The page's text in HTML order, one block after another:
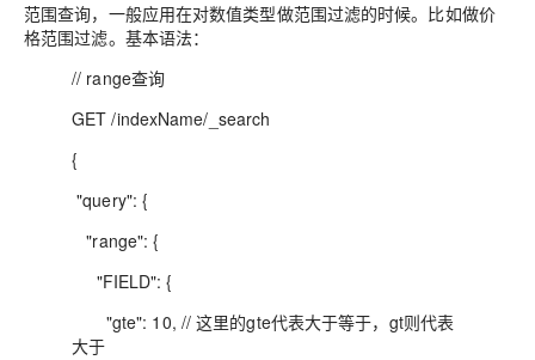
范围查询，一般应用在对数值类型做范围过滤的时候。比如做价
格范围过滤。基本语法：
// range查询
GET /indexName/_search
{
"query": {
"range": {
"FIELD": {
"gte": 10, // 这里的gte代表大于等于，gt则代表
大于